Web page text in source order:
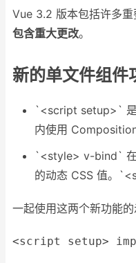
Vue 3.2 版本包括许多
包含重大更改。
新的单文件组件
`<script setup> `
内使用
`<style> v-bind`
的动态 CSS 值。`
一起使用这两个新功能的
<script setup>